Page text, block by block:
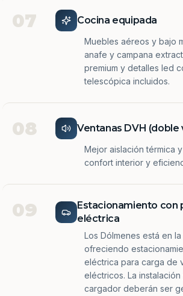
07 Cocina equipada
Muebles aéreos y bajo
anafe y campana
premium y detalles led
telescópica incluidos.
08 Ventanas DVH (doble
Mejor aislación térmica
confort interior y
09
Estacionamiento con
eléctrica
Los Dólmenes está en la
ofreciendo
eléctrica para carga de
eléctricos. La
cargador deberán ser